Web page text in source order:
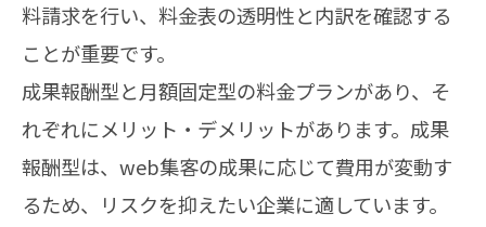
料請求を行い、料金表の透明性と内訳を確認する
ことが重要です。
成果報酬型と月額固定型の料金プランがあり、そ
れぞれにメリット・デメリットがあります。成果
報酬型は、web集客の成果に応じて費用が変動す
るため、リスクを抑えたい企業に適しています。